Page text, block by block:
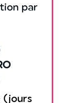
par
(jours